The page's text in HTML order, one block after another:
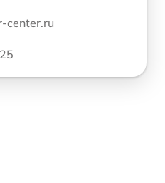
center.ru